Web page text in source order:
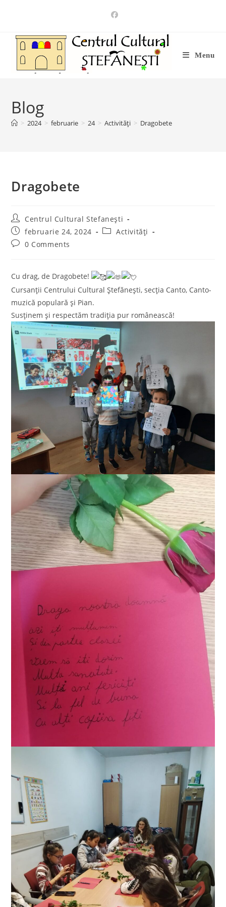
Menu
Blog
> 2024 > februarie > 24 > Activități > Dragobete
Dragobete
Post
author:
Centrul Cultural Stefanești
Post
published:
februarie 24, 2024
PostActivități
Post0 Comments
Cu drag, de Dragobete!
Cursanții Centrului Cultural Ștefănești, secția Canto, Canto-
muzică populară și Pian.
Susținem și respectăm tradiția pur românească!